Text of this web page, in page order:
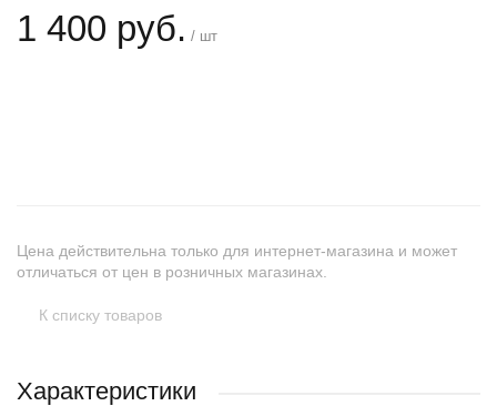
1 400 руб. / шт
Цена действительна только для интернет-магазина и может
отличаться от цен в розничных магазинах.
К списку товаров
Характеристики